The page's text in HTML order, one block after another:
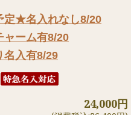
定★名入れなし8/20
ャーム有8/20
名入有8/29
24,000円